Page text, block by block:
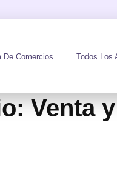
De Comercios Todos Los
Venta